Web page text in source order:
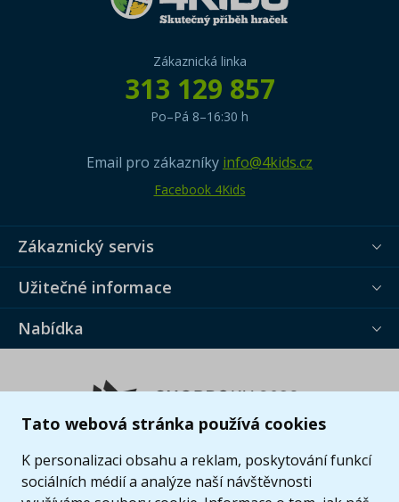
Tato webová stránka používá cookies
K personalizaci obsahu a reklam, poskytování funkcí
sociálních médií a analýze naší návštěvnosti
Zákaznická linka
313 129 857
Po–Pá 8–16:30 h
Email pro zákazníky info@4kids.cz
Facebook 4Kids
Zákaznický servis
Užitečné informace
Nabídka